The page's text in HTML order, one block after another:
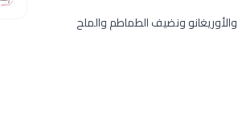
ونضيف الطماطم والملح